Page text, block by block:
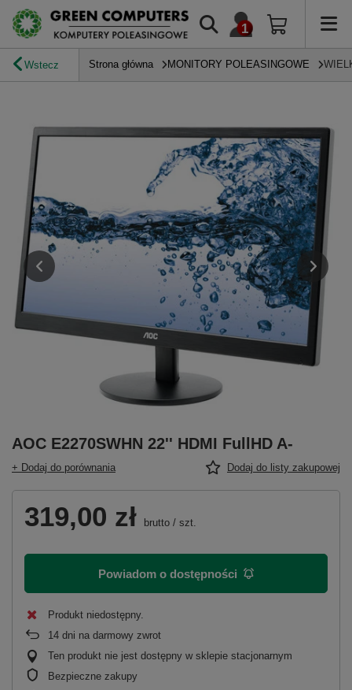
Wstecz Strona główna MONITORY POLEASINGOWE
AOC E2270SWHN 22'' HDMI FullHD A-
+ Dodaj do porównania Dodaj do listy zakupowej
319,00 zł brutto / szt.
Powiadom o dostępności
Produkt niedostępny
14 dni na darmowy zwrot
Ten produkt nie jest dostępny w sklepie stacjonarnym
Bezpieczne zakupy